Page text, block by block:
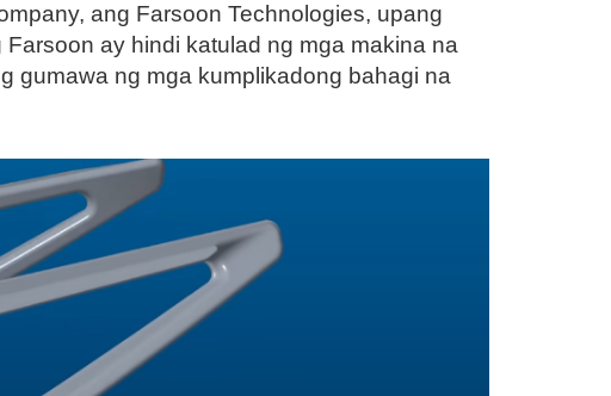
ang Farsoon Technologies, upang
ay hindi katulad ng mga makina na
gumawa ng mga kumplikadong bahagi na